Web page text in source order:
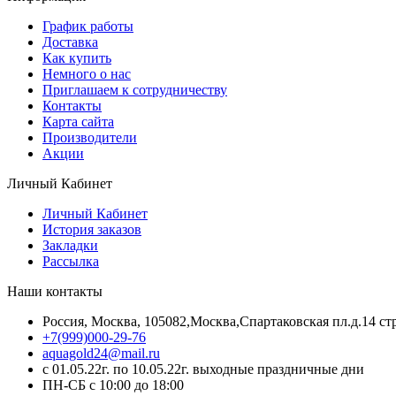
График работы
Доставка
Как купить
Немного о нас
Приглашаем к сотрудничеству
Контакты
Карта сайта
Производители
Акции
Личный Кабинет
Личный Кабинет
История заказов
Закладки
Рассылка
Наши контакты
Россия, Москва, 105082,Москва,Спартаковская пл.д.14
+7(999)000-29-76
aquagold24@mail.ru
с 01.05.22г. по 10.05.22г. выходные праздничные дни
ПН-СБ с 10:00 до 18:00